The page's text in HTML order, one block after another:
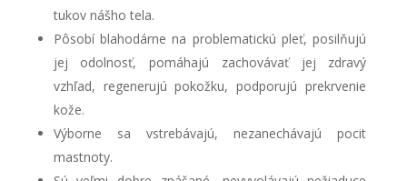
tukov nášho tela.
Pôsobí blahodárne na problematickú pleť, posilňujú
jej odolnosť, pomáhajú zachovávať jej zdravý
vzhľad, regenerujú pokožku, podporujú prekrvenie
kože.
Výborne sa vstrebávajú, nezanechávajú pocit
mastnoty.